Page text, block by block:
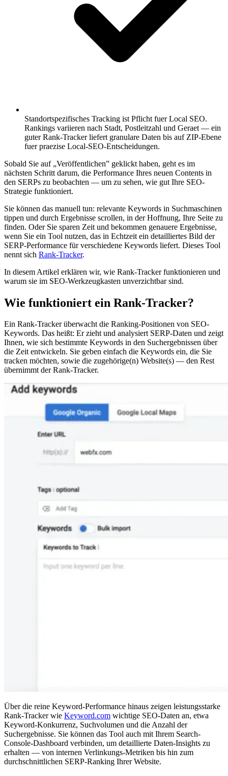
Standortspezifisches Tracking ist Pflicht fuer Local SEO.
Rankings variieren nach Stadt, Postleitzahl und Geraet — ein
guter Rank-Tracker liefert granulare Daten bis auf ZIP-Ebene
fuer praezise Local-SEO-Entscheidungen.
Sobald Sie auf „Veröffentlichen” geklickt haben, geht es im
nächsten Schritt darum, die Performance Ihres neuen Contents in
den SERPs zu beobachten — um zu sehen, wie gut Ihre SEO-
Strategie funktioniert.
Sie können das manuell tun: relevante Keywords in Suchmaschinen
tippen und durch Ergebnisse scrollen, in der Hoffnung, Ihre Seite zu
finden. Oder Sie sparen Zeit und bekommen genauere Ergebnisse,
wenn Sie ein Tool nutzen, das in Echtzeit ein detailliertes Bild der
SERP-Performance für verschiedene Keywords liefert. Dieses Tool
nennt sich Rank-Tracker.
In diesem Artikel erklären wir, wie Rank-Tracker funktionieren und
warum sie im SEO-Werkzeugkasten unverzichtbar sind.
Wie funktioniert ein Rank-Tracker?
Ein Rank-Tracker überwacht die Ranking-Positionen von SEO-
Keywords. Das heißt: Er zieht und analysiert SERP-Daten und zeigt
Ihnen, wie sich bestimmte Keywords in den Suchergebnissen über
die Zeit entwickeln. Sie geben einfach die Keywords ein, die Sie
tracken möchten, sowie die zugehörige(n) Website(s) — den Rest
übernimmt der Rank-Tracker.
Über die reine Keyword-Performance hinaus zeigen leistungsstarke
Rank-Tracker wie Keyword.com wichtige SEO-Daten an, etwa
Keyword-Konkurrenz, Suchvolumen und die Anzahl der
Suchergebnisse. Sie können das Tool auch mit Ihrem Search-
Console-Dashboard verbinden, um detaillierte Daten-Insights zu
erhalten — von internen Verlinkungs-Metriken bis hin zum
durchschnittlichen SERP-Ranking Ihrer Website.